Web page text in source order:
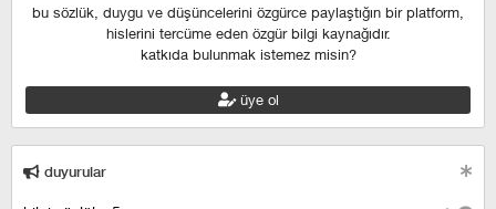
bu sözlük, duygu ve düşüncelerini özgürce paylaştığın bir platform,
hislerini tercüme eden özgür bilgi kaynağıdır.
katkıda bulunmak istemez misin?
üye ol
duyurular